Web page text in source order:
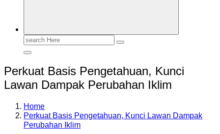
Search
Perkuat Basis Pengetahuan, Kunci
Lawan Dampak Perubahan Iklim
Home
Perkuat Basis Pengetahuan, Kunci Lawan Dampak
Perubahan Iklim